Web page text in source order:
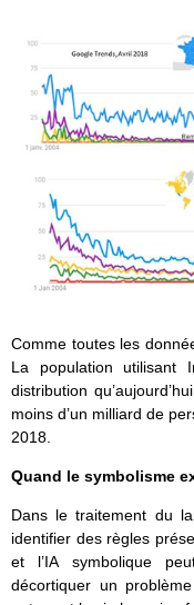
Comme toutes les
La population utilisant
distribution
moins d’un milliard de
2018.
Quand le symbolisme
Dans le traitement du
identifier des règles
et l’IA symbolique
décortiquer un